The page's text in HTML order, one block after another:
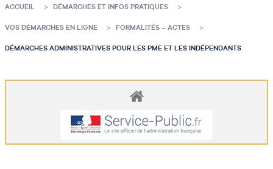
ACCUEIL DÉMARCHES ET INFOS PRATIQUES
VOS DÉMARCHES EN LIGNE FORMALITÉS – ACTES
DÉMARCHES ADMINISTRATIVES POUR LES PME ET LES INDÉPENDANTS